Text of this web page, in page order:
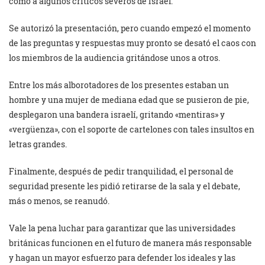
Se autorizó la presentación, pero cuando empezó el momento
de las preguntas y respuestas muy pronto se desató el caos con
los miembros de la audiencia gritándose unos a otros.
Entre los más alborotadores de los presentes estaban un
hombre y una mujer de mediana edad que se pusieron de pie,
desplegaron una bandera israelí, gritando «mentiras» y
«vergüenza», con el soporte de cartelones con tales insultos en
letras grandes.
Finalmente, después de pedir tranquilidad, el personal de
seguridad presente les pidió retirarse de la sala y el debate,
más o menos, se reanudó.
Vale la pena luchar para garantizar que las universidades
británicas funcionen en el futuro de manera más responsable
y hagan un mayor esfuerzo para defender los ideales y las